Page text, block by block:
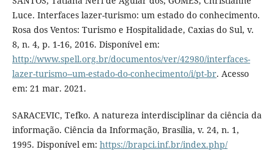
Luce. Interfaces lazer-turismo: um estado do conhecimento.
Rosa dos Ventos: Turismo e Hospitalidade, Caxias do Sul, v.
8, n. 4, p. 1-16, 2016. Disponível em:
http://www.spell.org.br/documentos/ver/42980/interfaces-
lazer-turismo--um-estado-do-conhecimento/i/pt-br. Acesso
em: 21 mar. 2021.
SARACEVIC, Tefko. A natureza interdisciplinar da ciência da
informação. Ciência da Informação, Brasília, v. 24, n. 1,
1995. Disponível em: https://brapci.inf.br/index.php/